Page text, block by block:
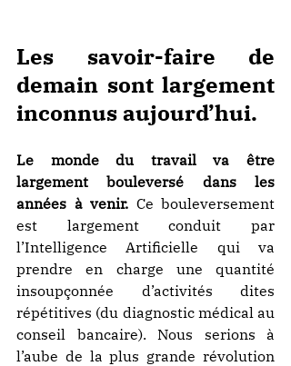
Les savoir-faire de
demain sont largement
inconnus aujourd’hui.
Le monde du travail va être
largement bouleversé dans les
années à venir. Ce bouleversement
est largement conduit par
l’Intelligence Artificielle qui va
prendre en charge une quantité
insoupçonnée d’activités dites
répétitives (du diagnostic médical au
conseil bancaire). Nous serions à
l’aube de la plus grande révolution